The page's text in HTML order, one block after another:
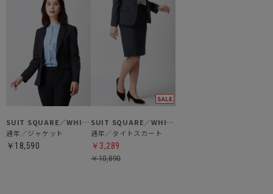
SUIT SQUARE／WHITE
通年／ジャケット
￥18,590
SUIT SQUARE／WHITE
通年／タイトスカート
￥3,289
￥10,890